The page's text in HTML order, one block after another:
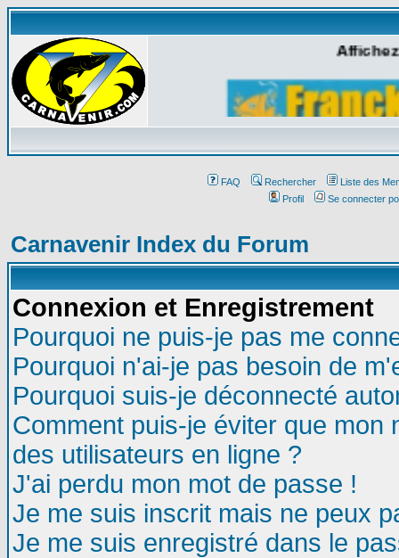
FAQ Rechercher
Liste des
Profil
Se connecter
Carnavenir Index du Forum
Connexion et Enregistrement
Pourquoi ne puis-je pas me
Pourquoi n'ai-je pas besoin de
Pourquoi suis-je déconnecté
Comment puis-je éviter que mon
des utilisateurs en ligne ?
J'ai perdu mon mot de passe !
Je me suis inscrit mais ne peux
Je me suis enregistré dans le